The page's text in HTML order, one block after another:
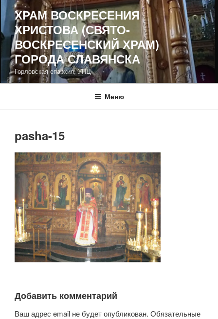
Перейти
содержимому
ХРАМ ВОСКРЕСЕНИЯ
ХРИСТОВА (СВЯТО-
ВОСКРЕСЕНСКИЙ ХРАМ)
ГОРОДА СЛАВЯНСКА
Горловская епархия, УПЦ
Меню
pasha-15
Добавить комментарий
Ваш адрес email не будет опубликован. Обязательные